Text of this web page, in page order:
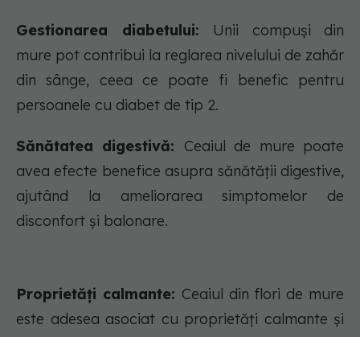
Gestionarea diabetului: Unii compuși din
mure pot contribui la reglarea nivelului de zahăr
din sânge, ceea ce poate fi benefic pentru
persoanele cu diabet de tip 2.
Sănătatea digestivă: Ceaiul de mure poate
avea efecte benefice asupra sănătății digestive,
ajutând la ameliorarea simptomelor de
disconfort și balonare.
Proprietăți calmante: Ceaiul din flori de mure
este adesea asociat cu proprietăți calmante și